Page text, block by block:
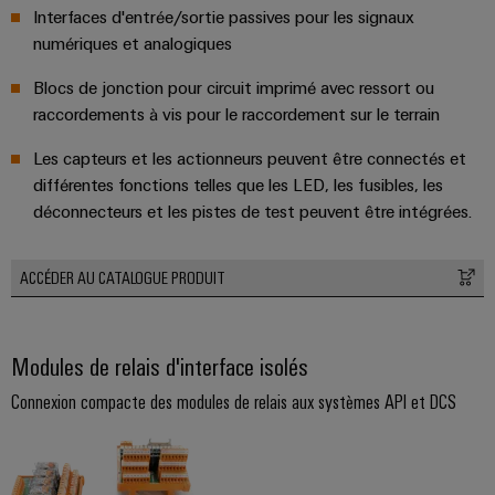
d'énergie
éprouvée
et
distribution
Stabilité
et
sécurité
des
de
l'énergie
de
l'eau
des
eaux
industrielle
Accès
distant
Plateforme
de
services
industriels
Wireless
Workplace
accessoires
Interfaces d'entrée/sortie passives pour les signaux
numériques et analogiques
Blocs de jonction pour circuit imprimé avec ressort ou
raccordements à vis pour le raccordement sur le terrain
Les capteurs et les actionneurs peuvent être connectés et
différentes fonctions telles que les LED, les fusibles, les
déconnecteurs et les pistes de test peuvent être intégrées.
ACCÉDER AU CATALOGUE PRODUIT
Modules de relais d'interface isolés
Connexion compacte des modules de relais aux systèmes API et DCS